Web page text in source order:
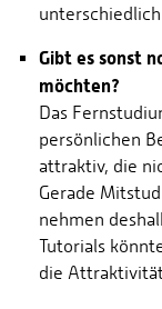
Gibt es sonst
möchten?
Das
persönlichen
attraktiv, die
Gerade
nehmen
Tutorials
die